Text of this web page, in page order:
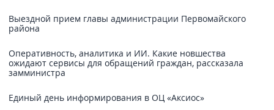
Выездной прием главы администрации Первомайского
района
Оперативность, аналитика и ИИ. Какие новшества
ожидают сервисы для обращений граждан, рассказала
замминистра
Единый день информирования в ОЦ «Аксиос»